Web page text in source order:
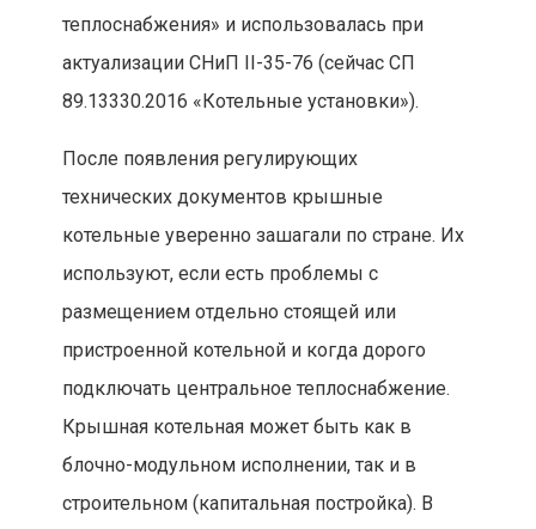
теплоснабжения» и использовалась при
актуализации СНиП II-35-76 (сейчас СП
89.13330.2016 «Котельные установки»).
После появления регулирующих
технических документов крышные
котельные уверенно зашагали по стране. Их
используют, если есть проблемы с
размещением отдельно стоящей или
пристроенной котельной и когда дорого
подключать центральное теплоснабжение.
Крышная котельная может быть как в
блочно-модульном исполнении, так и в
строительном (капитальная постройка). В